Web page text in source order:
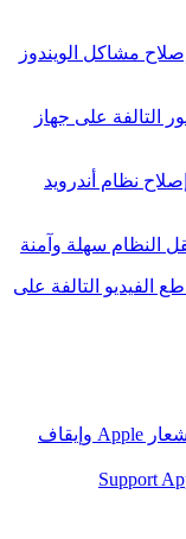
إصلاح مشاكل الويندوز
التالفة على جهاز
إصلاح نظام أندرويد
النظام سهلة وآمنة
الفيديو التالفة على
يستمر جهاز iPhone في إظهار شعار Apple وإيقاف